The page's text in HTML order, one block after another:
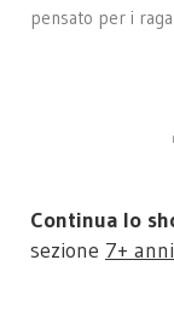
pensato per i
Continua lo
sezione 7+ anni